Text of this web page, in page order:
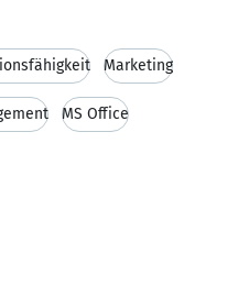
Marketing
MS Office